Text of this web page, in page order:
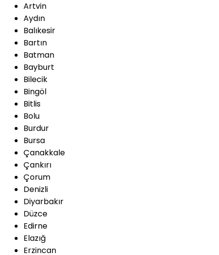
Artvin
Aydın
Balıkesir
Bartın
Batman
Bayburt
Bilecik
Bingöl
Bitlis
Bolu
Burdur
Bursa
Çanakkale
Çankırı
Çorum
Denizli
Diyarbakır
Düzce
Edirne
Elazığ
Erzincan